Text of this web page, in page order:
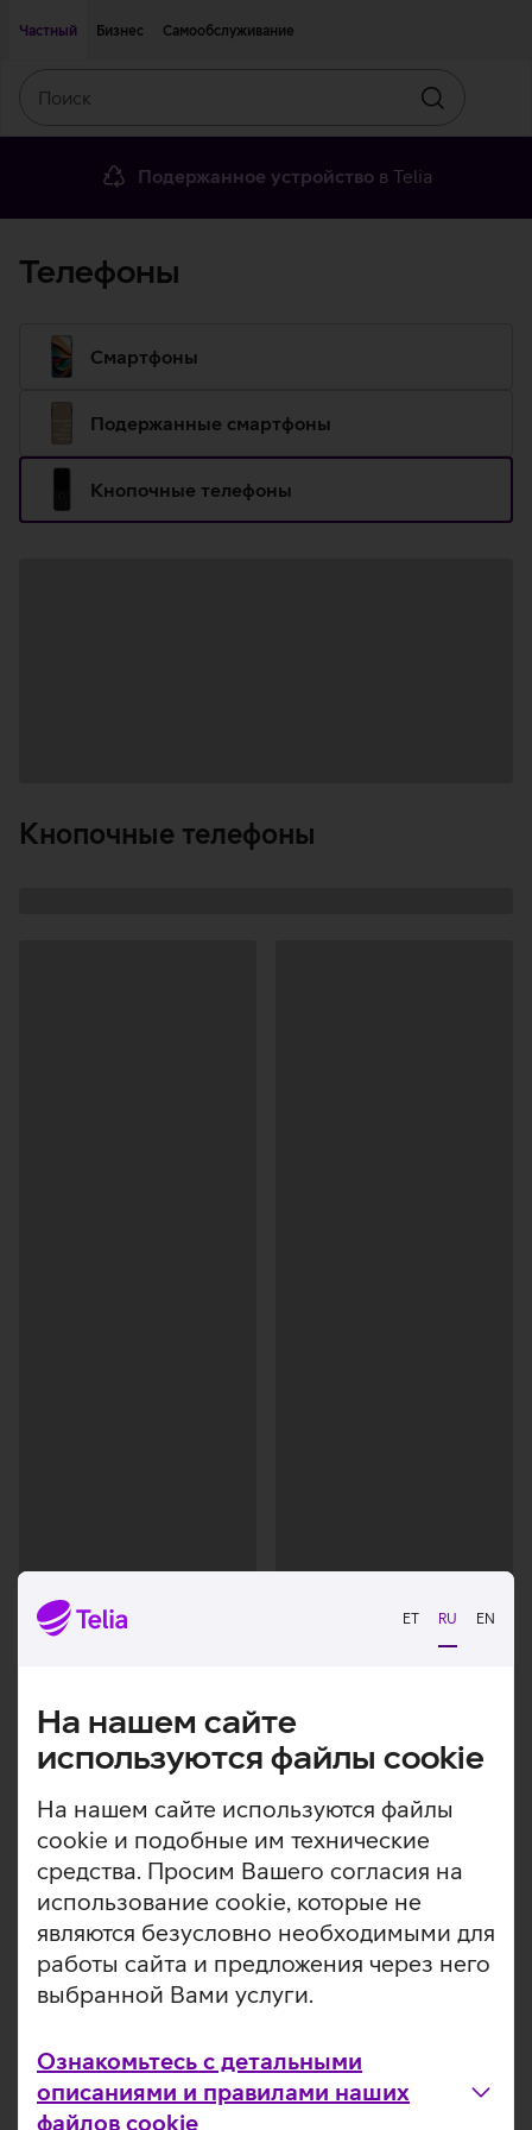
ET RU EN
На нашем сайте
используются файлы cookie
На нашем сайте используются файлы
cookie и подобные им технические
средства. Просим Вашего согласия на
использование cookie, которые не
являются безусловно необходимыми для
работы сайта и предложения через него
выбранной Вами услуги.
Ознакомьтесь с детальными
описаниями и правилами наших
файлов cookie
Частный
Бизнес Самообслуживание
Искать
Подержанное устройство в Telia
Телефоны
Смартфоны
Подержанные смартфоны
Кнопочные телефоны
данных
Кнопочные телефоны
Загрузка
данных